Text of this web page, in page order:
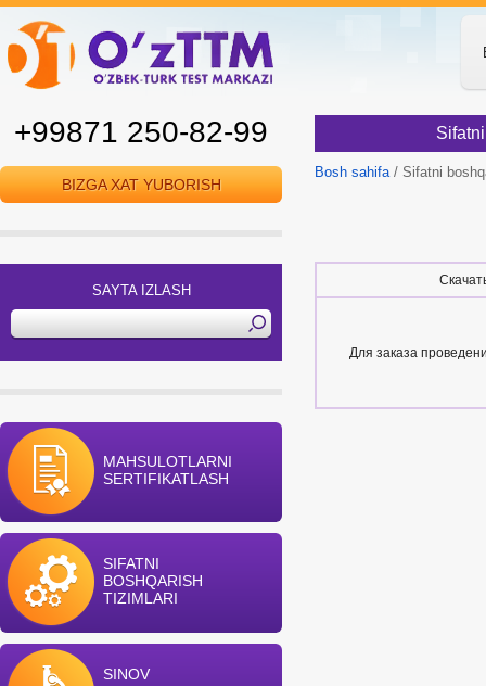
+99871 250-82-99
BIZGA XAT YUBORISH
SAYTA IZLASH
MAHSULOTLARNI
SERTIFIKATLASH
SIFATNI
BOSHQARISH
TIZIMLARI
SINOV
Bosh sahifa/ Sifatni
Для заказа